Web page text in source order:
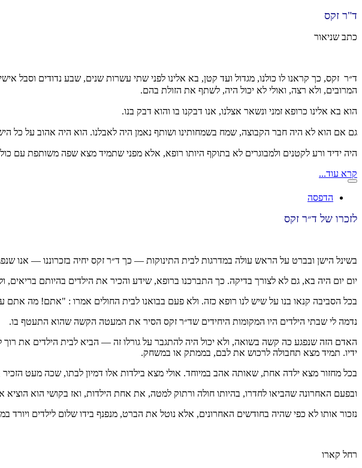
ד"ר זקס
כתב שניאור
ד״ר זקס, כך קראנו לו כולנו, מגדול ועד קטן, בא אלינו לפני שתי עשרות שנים, שבע נדודים וסבל
המרובים, ולא רצה, ואולי לא יכול היה, לשתף את הזולת בהם.
הוא בא אלינו כרופא זמני ונשאר אצלנו, אנו דבקנו בו והוא דבק בנו.
גם אם הוא לא היה חבר הקבוצה, שמח בשמחותינו ושותף נאמן היה לאבלנו. הוא היה אהוב על כל
היה ידיד ורע לקטנים ולמבוגרים לא בתוקף היותו רופא, אלא מפני שתמיד מצא שפה משותפת עם
קרא עוד...
הדפסה
לזכרו של ד״ר זקס
בשינל הישן ובברט על הראש עולה במדרגות לבית התינוקות — כך ד״ר זקס יחיה בזכרוננו — אנו
יום יום היה בא, גם לא לצורך בדיקה. כך התברכנו ברופא, שידע והכיר את הילדים בהיותם בריאים,
בכל הסביבה קנאו בנו על שיש לנו רופא כזה. ולא פעם בבואנו לבית החולים אמרו : "אתם! מה
נדמה לי שבתי הילדים היו המקומות היחידים שד״ר זקס הסיר את המעטה הקשה שהוא התעטף בו.
האדם הזה שנפגע כה קשה בשואה, ולא יכול היה להתגבר על גורלו זה — הביא לבית הילדים את
ידיו. תמיד מצא תחבולה לרכוש את לבם, בממתק או במשחק.
בכל מחזור מצא ילדה אחת, שאותה אהב במיוחד. אולי מצא בילדות אלו דמיון לבתו, שכה מעט
ובפעם האחרונה שהביאו לחדרו, בהיותו חולה ורתוק למטה, את אחת הילדות, ואז בקושי הוא
נזכור אותו לא כפי שהיה בחודשים האחרונים, אלא נוטל את הברט, מנפנף בידו שלום לילדים ויורד
רחל קארו